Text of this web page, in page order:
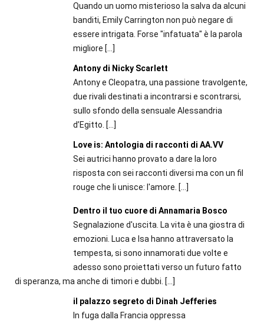
Quando un uomo misterioso la salva da alcuni
banditi, Emily Carrington non può negare di
essere intrigata. Forse "infatuata" è la parola
migliore […]
Antony di Nicky Scarlett
Antony e Cleopatra, una passione travolgente,
due rivali destinati a incontrarsi e scontrarsi,
sullo sfondo della sensuale Alessandria
d’Egitto. […]
Love is: Antologia di racconti di AA.VV
Sei autrici hanno provato a dare la loro
risposta con sei racconti diversi ma con un fil
rouge che li unisce: l'amore. […]
Dentro il tuo cuore di Annamaria Bosco
Segnalazione d'uscita. La vita è una giostra di
emozioni. Luca e Isa hanno attraversato la
tempesta, si sono innamorati due volte e
adesso sono proiettati verso un futuro fatto
di speranza, ma anche di timori e dubbi. […]
il palazzo segreto di Dinah Jefferies
In fuga dalla Francia oppressa